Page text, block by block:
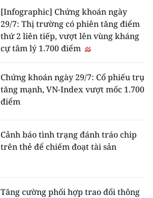
[Infographic] Chứng khoán ngày
29/7: Thị trường có phiên tăng điểm
thứ 2 liên tiếp, vượt lên vùng kháng
cự tâm lý 1.700 điểm
Chứng khoán ngày 29/7: Cổ phiếu trụ
tăng mạnh, VN-Index vượt mốc 1.700
điểm
Cảnh báo tình trạng đánh tráo chip
trên thẻ để chiếm đoạt tài sản
Tăng cường phối hợp trao đổi thông